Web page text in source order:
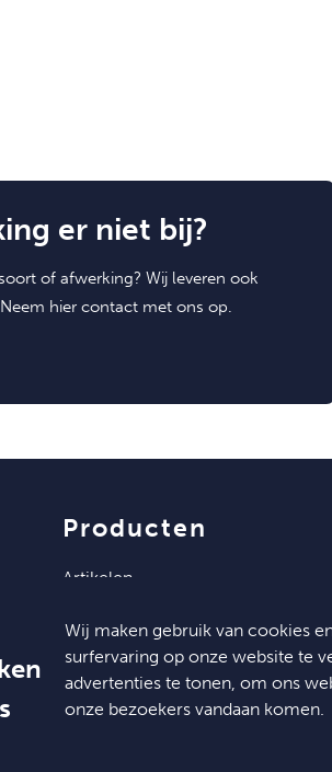
Wij maken gebruik van cookies
surfervaring op onze website te
advertenties te tonen, om ons
onze bezoekers vandaan komen.
er niet bij?
of afwerking? Wij leveren ook
hier contact met ons op.
producten
artikelen